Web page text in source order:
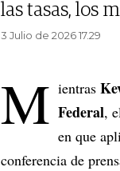
las tasas, los
3 Julio de 2026 17.29
M ientras
Federal,
en que
conferencia de